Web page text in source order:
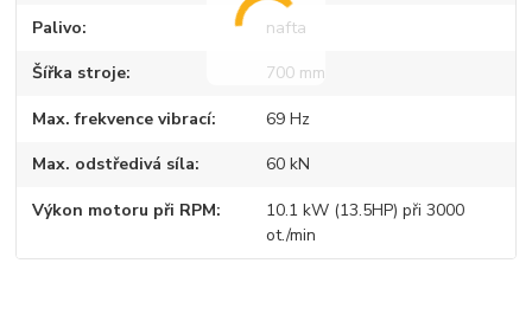
Palivo nafta
Šířka stroje 700 mm
Max. frekvence vibrací 69 Hz
Max. odstředivá síla 60 kN
Výkon motoru při RPM
10.1 kW (13.5HP) při 3000
ot./min